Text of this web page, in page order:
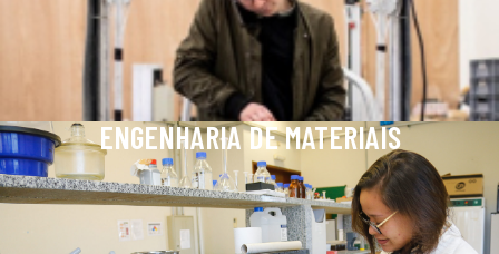
ENGENHARIA DE MATERIAIS